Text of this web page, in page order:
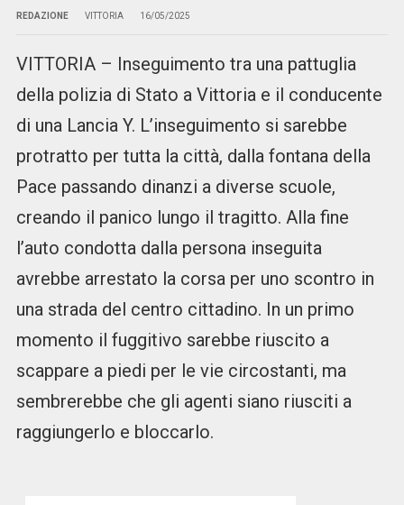
REDAZIONE VITTORIA 16/05/2025
VITTORIA – Inseguimento tra una pattuglia
della polizia di Stato a Vittoria e il conducente
di una Lancia Y. L’inseguimento si sarebbe
protratto per tutta la città, dalla fontana della
Pace passando dinanzi a diverse scuole,
creando il panico lungo il tragitto. Alla fine
l’auto condotta dalla persona inseguita
avrebbe arrestato la corsa per uno scontro in
una strada del centro cittadino. In un primo
momento il fuggitivo sarebbe riuscito a
scappare a piedi per le vie circostanti, ma
sembrerebbe che gli agenti siano riusciti a
raggiungerlo e bloccarlo.